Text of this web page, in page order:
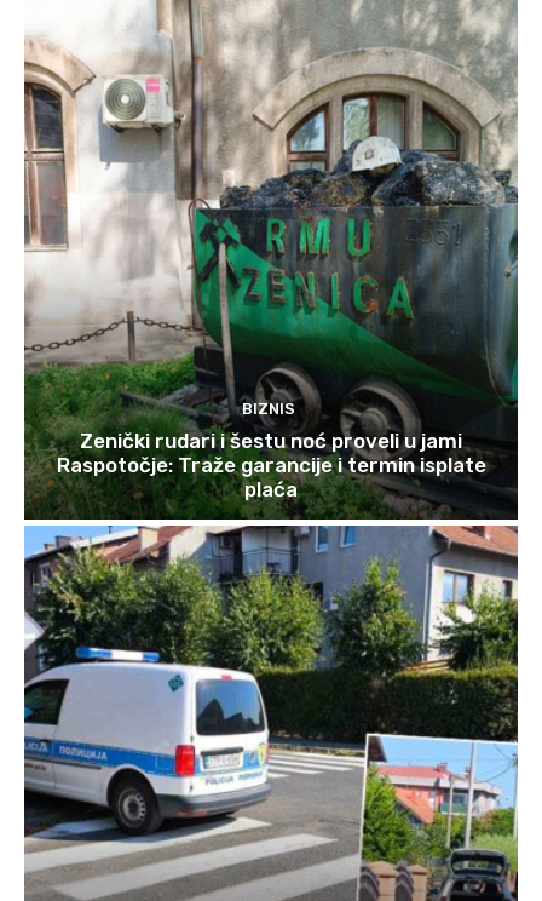
BIZNIS
Zenički rudari i šestu noć proveli u jami
Raspotočje: Traže garancije i termin isplate
plaća